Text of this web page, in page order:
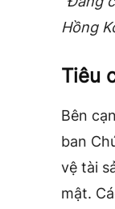
Hồng
Tiêu
Bên
ban
vệ tài
mật.